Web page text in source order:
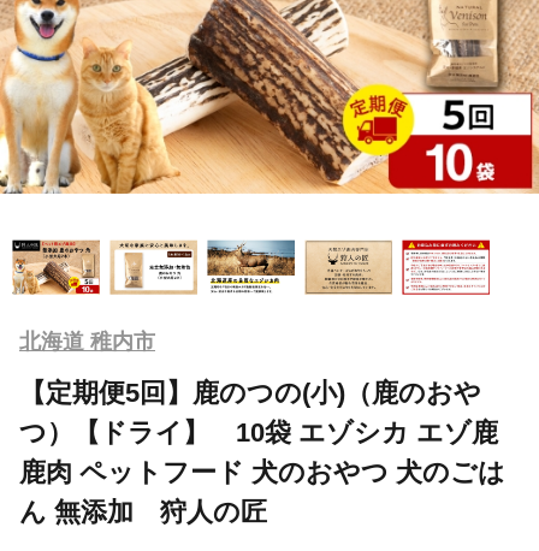
北海道 稚内市
【定期便5回】鹿のつの(小)（鹿のおや
つ）【ドライ】 10袋 エゾシカ エゾ鹿
鹿肉 ペットフード 犬のおやつ 犬のごは
ん 無添加 狩人の匠